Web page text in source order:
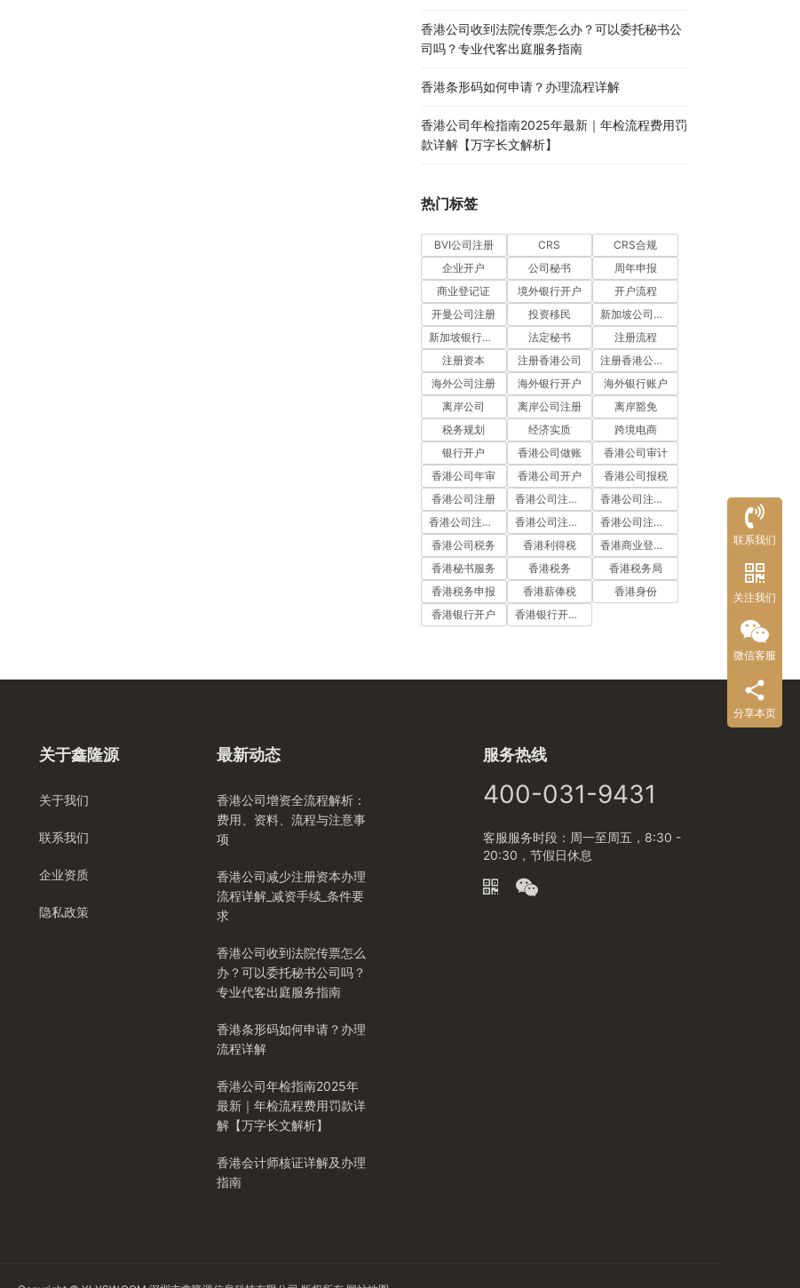
香港公司收到法院传票怎么办？可以委托秘书公
司吗？专业代客出庭服务指南
香港条形码如何申请？办理流程详解
香港公司年检指南2025年最新｜年检流程费用罚
款详解【万字长文解析】
热门标签
BVI公司注册 CRS
CRS合规
企业开户
公司秘书
周年申报
商业登记证
境外银行开户
开户流程
开曼公司注册
投资移民
新加坡公司注册
新加坡银行开户
法定秘书
注册流程
注册资本
注册香港公司
注册香港公司流程
海外公司注册
海外银行开户
海外银行账户
离岸公司
离岸公司注册
离岸豁免
税务规划
经济实质
跨境电商
银行开户
香港公司做账
香港公司审计
香港公司年审
香港公司开户
香港公司报税
香港公司注册
香港公司注册代办
香港公司注册处
香港公司注册流程
香港公司注册费用
香港公司注册资料
香港公司税务
香港利得税
香港商业登记证
香港秘书服务
香港税务
香港税务局
香港税务申报
香港薪俸税
香港身份
香港银行开户
香港银行开户流程
关于鑫隆源
关于我们
联系我们
企业资质
隐私政策
最新动态
香港公司增资全流程解析：
费用、资料、流程与注意事
项
香港公司减少注册资本办理
流程详解_减资手续_条件要
求
香港公司收到法院传票怎么
办？可以委托秘书公司吗？
专业代客出庭服务指南
香港条形码如何申请？办理
流程详解
香港公司年检指南2025年
最新｜年检流程费用罚款详
解【万字长文解析】
香港会计师核证详解及办理
指南
服务热线
400-031-9431
客服服务时段：周一至周五，8:30 -
20:30，节假日休息
联系我们
关注我们
微信客服
分享本页